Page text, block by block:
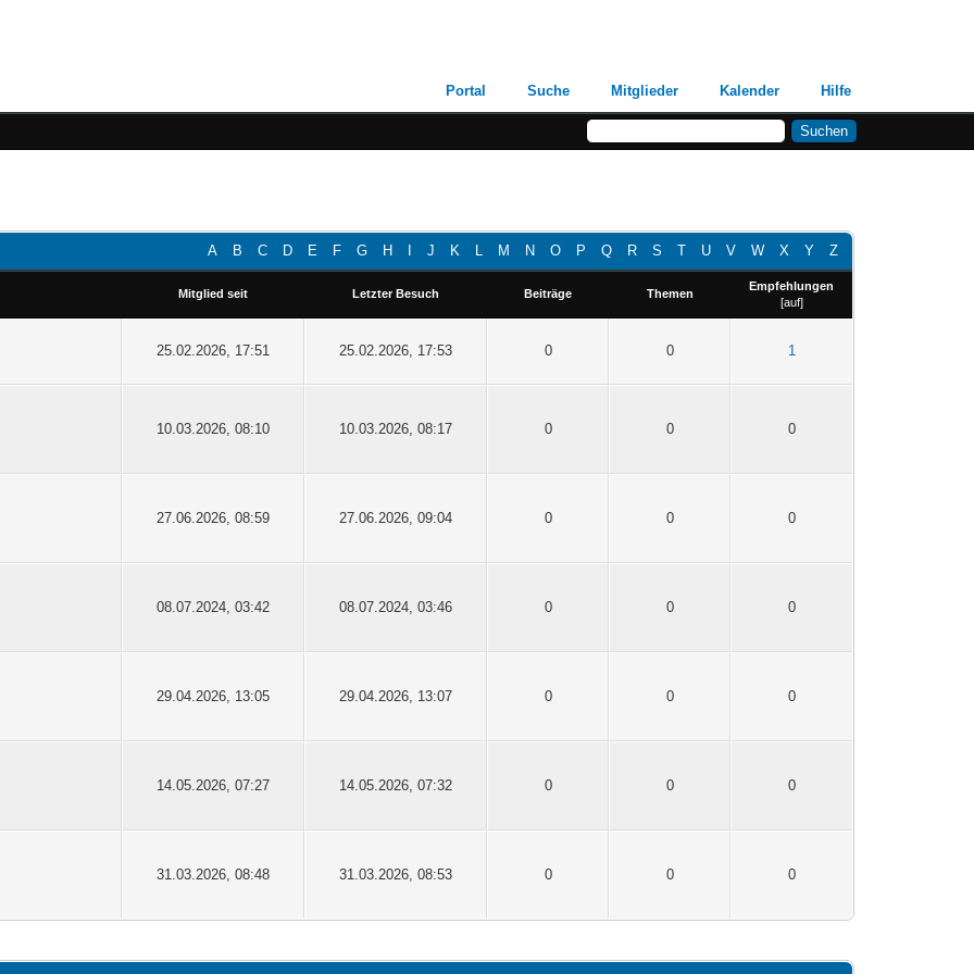
Portal Suche Mitglieder Kalender Hilfe
A B C D E F G H J K L M N O P Q R S T U V W X Y Z
Mitglied seit Letzter Besuch Beiträge Themen
Empfehlungen
[auf]
25.02.2026, 17:51 25.02.2026, 17:53 0 0 1
10.03.2026, 08:10 10.03.2026, 08:17 0 0 0
27.06.2026, 08:59 27.06.2026, 09:04 0 0 0
08.07.2024, 03:42 08.07.2024, 03:46 0 0 0
29.04.2026, 13:05 29.04.2026, 13:07 0 0 0
14.05.2026, 07:27 14.05.2026, 07:32 0 0 0
31.03.2026, 08:48 31.03.2026, 08:53 0 0 0